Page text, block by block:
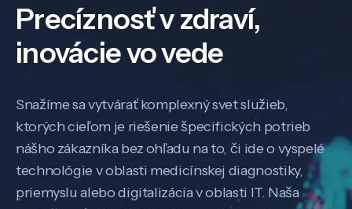
Precíznosť v zdraví,
inovácie vo vede
Snažíme sa vytvárať komplexný svet služieb,
ktorých cieľom je riešenie špecifických potrieb
nášho zákazníka bez ohľadu na to, či ide o vyspelé
technológie v oblasti medicínskej diagnostiky,
priemyslu alebo digitalizácia v oblasti IT. Naša